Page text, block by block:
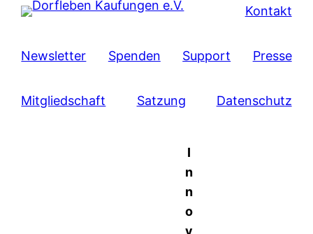
Kontakt
Newsletter Spenden Support Presse
Mitgliedschaft Satzung Datenschutz
I
n
n
o
v